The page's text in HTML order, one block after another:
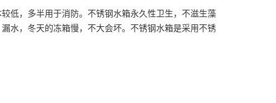
低，多半用于消防。不锈钢水箱永久性卫生，不滋生藻
水，冬天的冻箱慢，不大会坏。不锈钢水箱是采用不锈